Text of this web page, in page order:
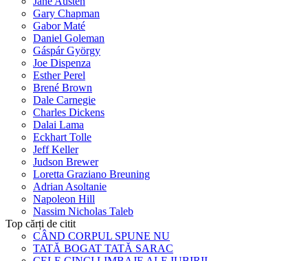
Gary Chapman
Gabor Maté
Daniel Goleman
Gáspár György
Joe Dispenza
Esther Perel
Brené Brown
Dale Carnegie
Charles Dickens
Dalai Lama
Eckhart Tolle
Jeff Keller
Judson Brewer
Loretta Graziano Breuning
Adrian Asoltanie
Napoleon Hill
Nassim Nicholas Taleb
Top cărți de citit
CÂND CORPUL SPUNE NU
TATĂ BOGAT TATĂ SARAC